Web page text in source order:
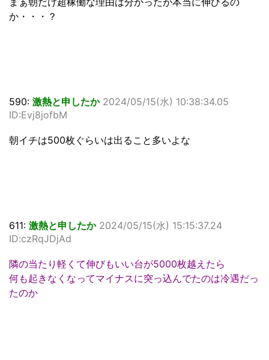
か・・・？
590: 激熱と申したか 2024/05/15(水) 10:38:34.05
ID:Evj8jofbM
朝イチは500枚ぐらいは出ること多いよな
611: 激熱と申したか 2024/05/15(水) 15:15:37.24
ID:czRqJDjAd
隣の当たり軽くて伸びもいい台が5000枚越えたら
何も起きなくなってマイナスに突っ込んでたのは冷遇だっ
たのか